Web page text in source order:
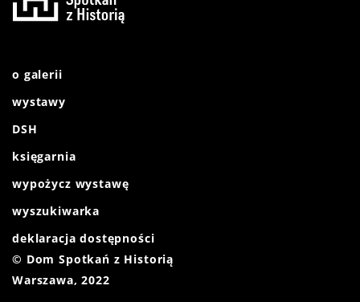
o galerii
wystawy
DSH
księgarnia
wypożycz wystawę
wyszukiwarka
deklaracja dostępności
© Dom Spotkań z Historią
Warszawa, 2022